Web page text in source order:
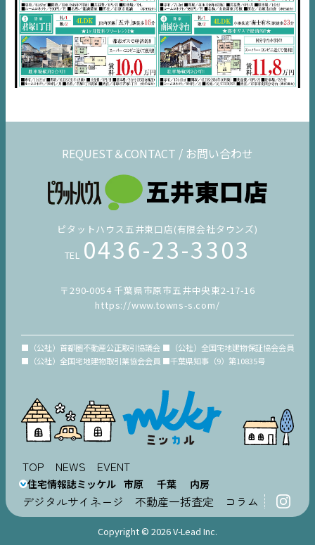
不動産一括査定
コラム
REQUEST＆CONTACT / お問い合わせ
ピタットハウス五井東口店(有限会社タウンズ)
TEL 0436-23-3303
〒290-0054 千葉県市原市五井中央東2-17-16
https://www.towns-s.com/
■（公社）首都圏不動産公正取引協議会 ■（公社）全国宅地建物保証協会会員
■（公社）全国宅地建物取引業協会会員 ■千葉県知事（9）第10835号
TOP NEWS EVENT
住宅情報誌ミッケル 市原 千葉 内房
デジタルサイネージ 不動産一括査定 コラム
Copyright © 2026 V-Lead Inc.